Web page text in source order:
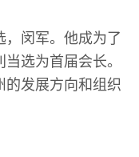
，闵军。他成为了
选为首届会长。
的发展方向和组织